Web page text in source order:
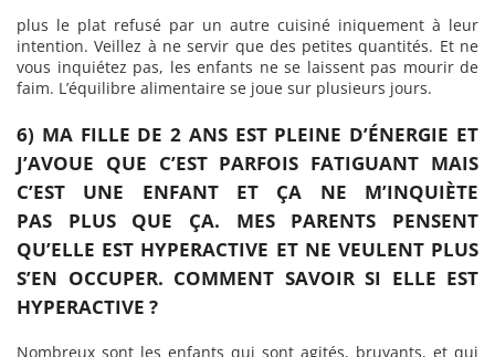
plus le plat refusé par un autre cuisiné iniquement à leur
intention. Veillez à ne servir que des petites quantités. Et ne
vous inquiétez pas, les enfants ne se laissent pas mourir de
faim. L’équilibre alimentaire se joue sur plusieurs jours.
6) MA FILLE DE 2 ANS EST PLEINE D’ÉNERGIE ET
J’AVOUE QUE C’EST PARFOIS FATIGUANT MAIS
C’EST UNE ENFANT ET ÇA NE M’INQUIÈTE
PAS PLUS QUE ÇA. MES PARENTS PENSENT
QU’ELLE EST HYPERACTIVE ET NE VEULENT PLUS
S’EN OCCUPER. COMMENT SAVOIR SI ELLE EST
HYPERACTIVE ?
Nombreux sont les enfants qui sont agités, bruyants, et qui